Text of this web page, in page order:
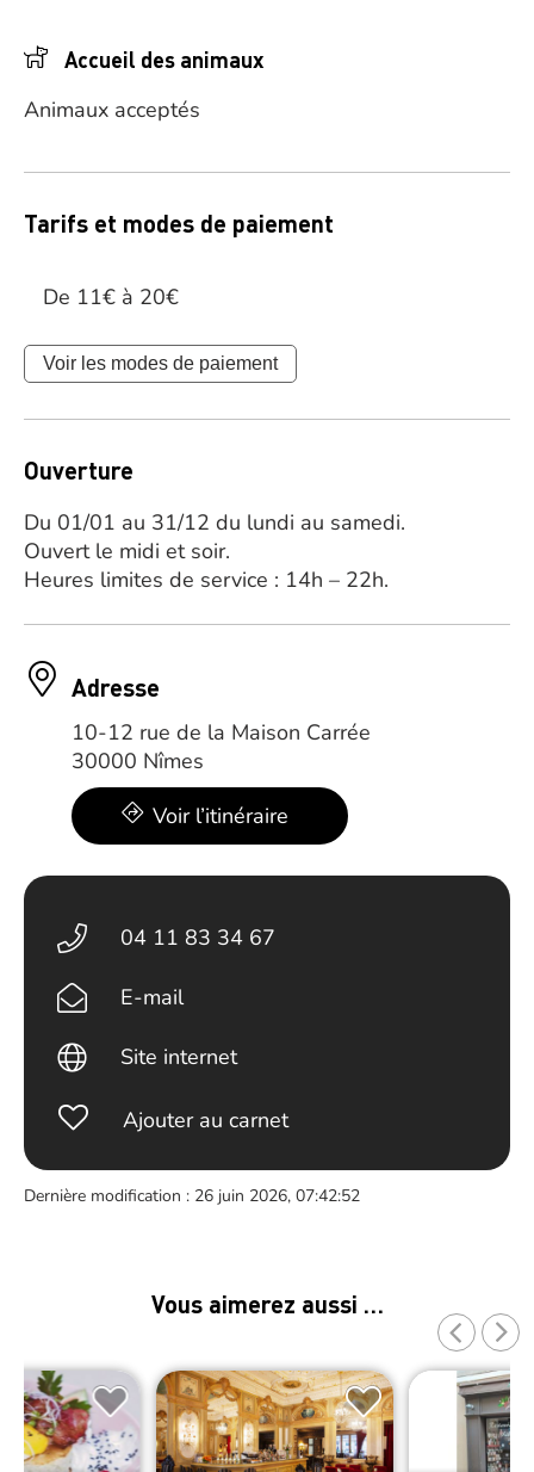
Accueil des animaux
Animaux acceptés
Tarifs et modes de paiement
De 11€ à 20€
Voir les modes de paiement
Ouverture
Du 01/01 au 31/12 du lundi au samedi.
Ouvert le midi et soir.
Heures limites de service : 14h – 22h.
Adresse
10-12 rue de la Maison Carrée
30000 Nîmes
Voir l’itinéraire
04 11 83 34 67
E-mail
Site internet
Ajouter au carnet
Dernière modification : 26 juin 2026, 07:42:52
Vous aimerez aussi …